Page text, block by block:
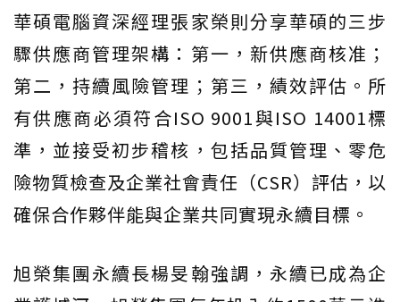
華碩電腦資深經理張家榮則分享華碩的三步
驟供應商管理架構：第一，新供應商核准；
第二，持續風險管理；第三，績效評估。所
有供應商必須符合ISO 9001與ISO 14001標
準，並接受初步稽核，包括品質管理、零危
險物質檢查及企業社會責任（CSR）評估，以
確保合作夥伴能與企業共同實現永續目標。
旭榮集團永續長楊旻翰強調，永續已成為企